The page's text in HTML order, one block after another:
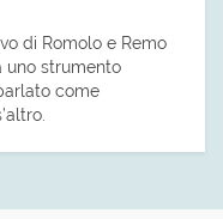
di Romolo e Remo
uno strumento
come